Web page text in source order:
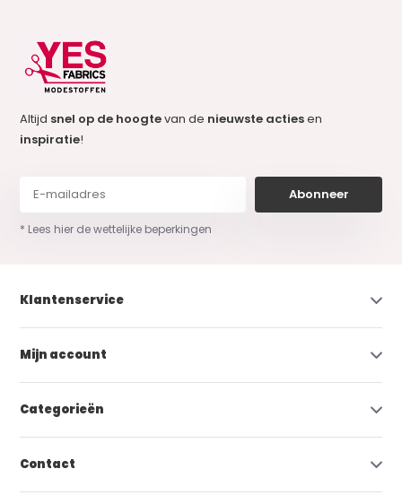
Altijd snel op de hoogtevan de nieuwste actiesen
inspiratie!
Abonneer
* Lees hier de wettelijke beperkingen
Klantenservice
Mijn account
Categorieën
Contact